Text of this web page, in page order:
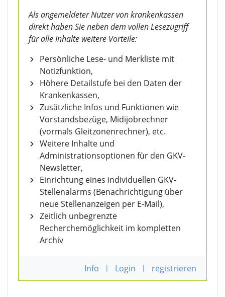
Als angemeldeter Nutzer von krankenkassen
direkt haben Sie neben dem vollen Lesezugriff
für alle Inhalte weitere Vorteile:
Persönliche Lese- und Merkliste mit
Notizfunktion,
Höhere Detailstufe bei den Daten der
Krankenkassen,
Zusätzliche Infos und Funktionen wie
Vorstandsbezüge, Midijobrechner
(vormals Gleitzonenrechner), etc.
Weitere Inhalte und
Administrationsoptionen für den GKV-
Newsletter,
Einrichtung eines individuellen GKV-
Stellenalarms (Benachrichtigung über
neue Stellenanzeigen per E-Mail),
Zeitlich unbegrenzte
Recherchemöglichkeit im kompletten
Archiv
Info | Login | registrieren